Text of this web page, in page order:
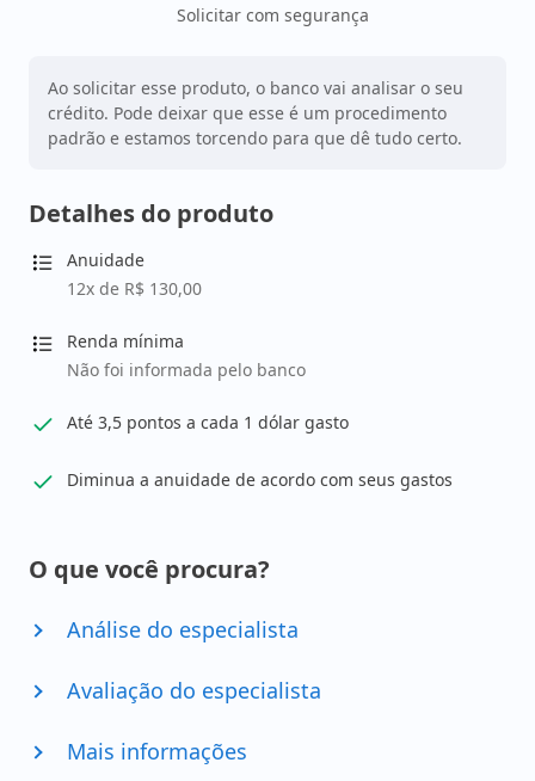
Solicitar com segurança
Ao solicitar esse produto, o banco vai analisar o seu
crédito. Pode deixar que esse é um procedimento
padrão e estamos torcendo para que dê tudo certo.
Detalhes do produto
Anuidade
12x de R$ 130,00
Renda mínima
Não foi informada pelo banco
Até 3,5 pontos a cada 1 dólar gasto
Diminua a anuidade de acordo com seus gastos
O que você procura?
Análise do especialista
Avaliação do especialista
Mais informações